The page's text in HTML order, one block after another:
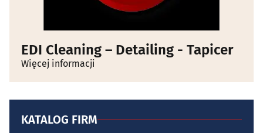
EDI Cleaning – Detailing - Tapicer
Więcej informacji
KATALOG FIRM